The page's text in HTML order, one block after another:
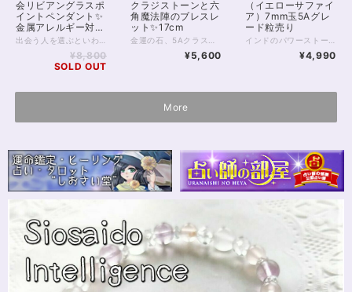
会リビアングラスポ
イントペンダント✨
金属アレルギー対応
50cmサージカルス
¥8,800
SOLD OUT
クラジストーンと六
角魔法陣のブレスレ
ット✨17cm
¥5,600
（イエローサファイ
ア）7mm玉5Aグレ
ード粒売り
¥4,990
More